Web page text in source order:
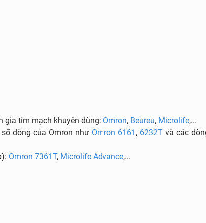
gia tim mạch khuyên dùng: Omron, Beureu, Microlife,...
dòng của Omron như Omron 6161 , 6232Tvà các
Omron 7361T, Microlife Advance,...